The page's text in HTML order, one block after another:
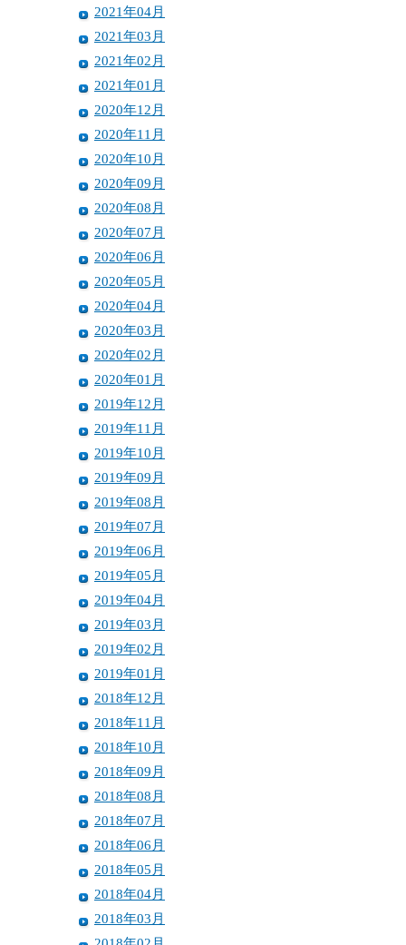
2021年04月
2021年03月
2021年02月
2021年01月
2020年12月
2020年11月
2020年10月
2020年09月
2020年08月
2020年07月
2020年06月
2020年05月
2020年04月
2020年03月
2020年02月
2020年01月
2019年12月
2019年11月
2019年10月
2019年09月
2019年08月
2019年07月
2019年06月
2019年05月
2019年04月
2019年03月
2019年02月
2019年01月
2018年12月
2018年11月
2018年10月
2018年09月
2018年08月
2018年07月
2018年06月
2018年05月
2018年04月
2018年03月